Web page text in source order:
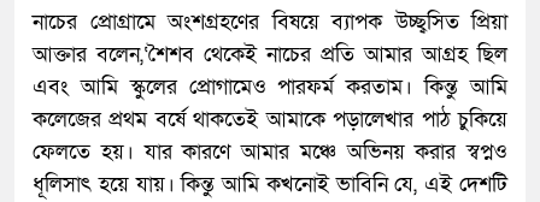
নাচের প্রোগ্রামে অংশগ্রহণের বিষয়ে ব্যাপক উচ্ছ্বসিত প্রিয়া
আক্তার বলেন,‘শৈশব থেকেই নাচের প্রতি আমার আগ্রহ ছিল
এবং আমি স্কুলের প্রোগামেও পারফর্ম করতাম। কিন্তু আমি
কলেজের প্রথম বর্ষে থাকতেই আমাকে পড়ালেখার পাঠ চুকিয়ে
ফেলতে হয়। যার কারণে আমার মঞ্চে অভিনয় করার স্বপ্নও
ধূলিসাৎ হয়ে যায়। কিন্তু আমি কখনোই ভাবিনি যে, এই দেশটি